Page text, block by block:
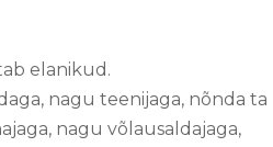
elanikud.
nagu teenijaga, nõnda ta
nagu võlausaldajaga,